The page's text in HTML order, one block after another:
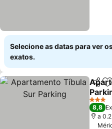
Selecione as datas para ver
exatos.
Ver
3
8,8
a